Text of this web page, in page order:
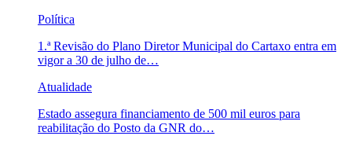
Política
1.ª Revisão do Plano Diretor Municipal do Cartaxo entra em
vigor a 30 de julho de…
Atualidade
Estado assegura financiamento de 500 mil euros para
reabilitação do Posto da GNR do…